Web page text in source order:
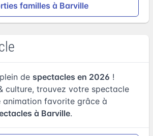
familles à Barville
de spectacles en 2026 !
culture, trouvez votre spectacle
animation favorite grâce à
à Barville.